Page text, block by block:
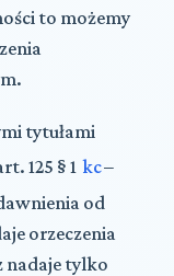
to możemy
tytułami
125 § 1 kc–
od
orzeczenia
nadaje tylko